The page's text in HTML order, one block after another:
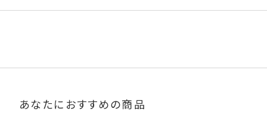
せん。
せん。
中国地方及び離島だとプラス1〜2日かかります。
商品は仕上がり次第順次発送いたしますが、祭日や祝日が重なる
あなたにおすすめの商品